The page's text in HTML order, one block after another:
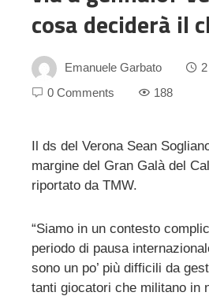
cosa deciderà il
Emanuele Garbato
0 Comments
188
Il ds del Verona Sean
margine del Gran Galà del
riportato da TMW.
“Siamo in un contesto
periodo di pausa
sono un po’ più difficili da
tanti giocatori che militano in